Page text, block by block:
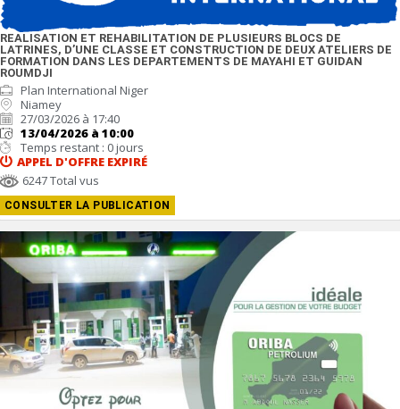
REALISATION ET REHABILITATION DE PLUSIEURS BLOCS DE
LATRINES, D’UNE CLASSE ET CONSTRUCTION DE DEUX ATELIERS DE
FORMATION DANS LES DEPARTEMENTS DE MAYAHI ET GUIDAN
ROUMDJI
Plan International Niger
Niamey
27/03/2026 à 17:40
13/04/2026 à 10:00
Temps restant : 0 jours
APPEL D'OFFRE EXPIRÉ
6247 Total vus
CONSULTER LA PUBLICATION